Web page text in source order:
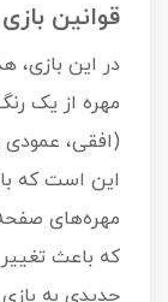
قوانین بازی
در این بازی،
مهره از یک
(افقی، عمودی
این است که
مهره‌های
که باعث
جدیدی به